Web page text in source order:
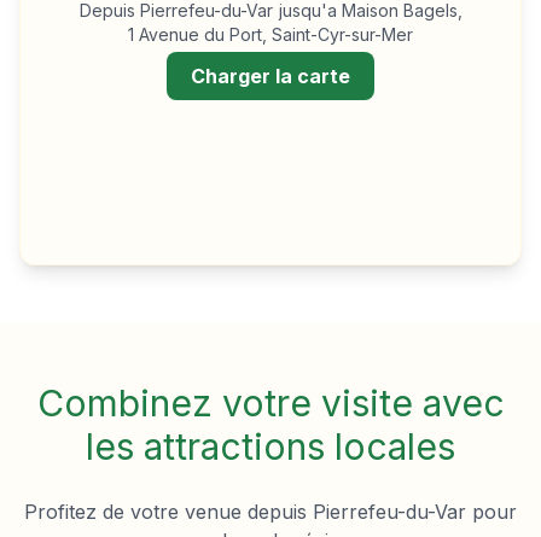
Depuis Pierrefeu-du-Var jusqu'a Maison Bagels,
1 Avenue du Port, Saint-Cyr-sur-Mer
Charger la carte
Combinez votre visite avec
les attractions locales
Profitez de votre venue depuis Pierrefeu-du-Var pour